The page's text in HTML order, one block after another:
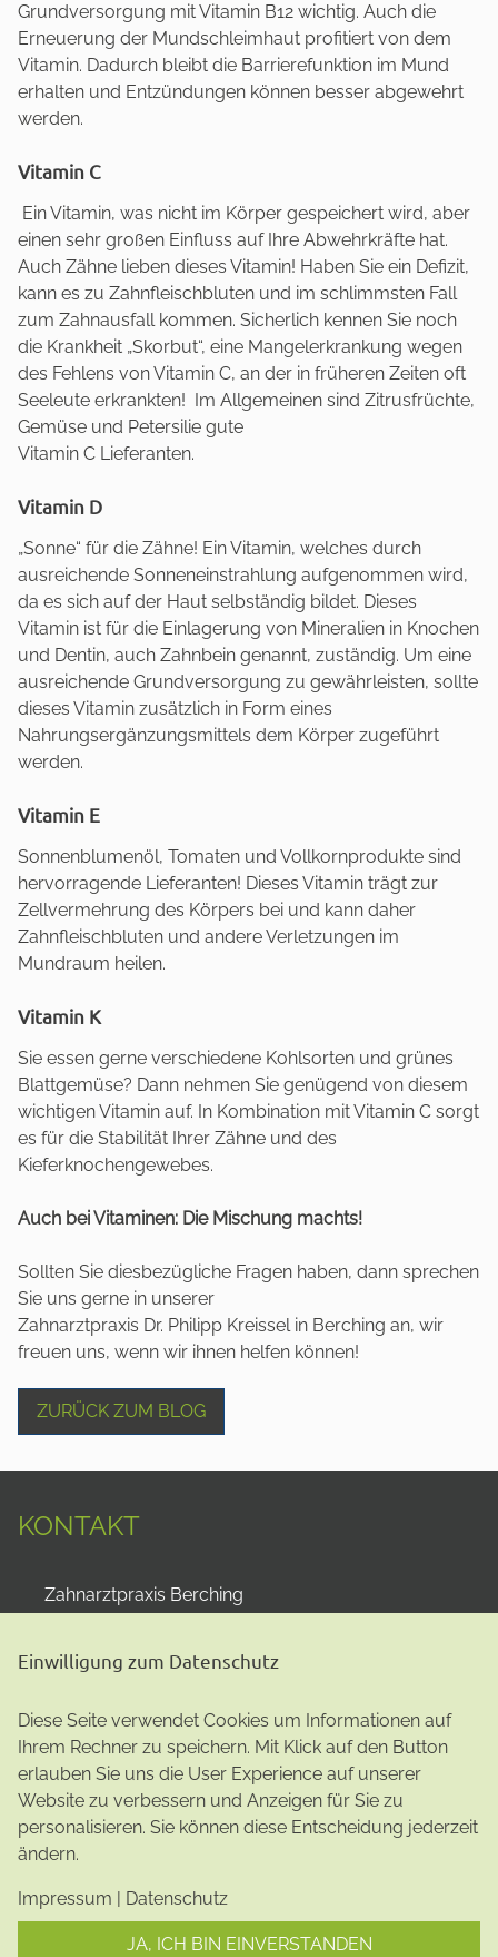
Grundversorgung mit Vitamin B12 wichtig. Auch die
Erneuerung der Mundschleimhaut profitiert von dem
Vitamin. Dadurch bleibt die Barrierefunktion im Mund
erhalten und Entzündungen können besser abgewehrt
werden.
Vitamin C
Ein Vitamin, was nicht im Körper gespeichert wird, aber
einen sehr großen Einfluss auf Ihre Abwehrkräfte hat.
Auch Zähne lieben dieses Vitamin! Haben Sie ein Defizit,
kann es zu Zahnfleischbluten und im schlimmsten Fall
zum Zahnausfall kommen. Sicherlich kennen Sie noch
die Krankheit „Skorbut“, eine Mangelerkrankung wegen
des Fehlens von Vitamin C, an der in früheren Zeiten oft
Seeleute erkrankten! Im Allgemeinen sind Zitrusfrüchte,
Gemüse und Petersilie gute
Vitamin C Lieferanten.
Vitamin D
„Sonne“ für die Zähne! Ein Vitamin, welches durch
ausreichende Sonneneinstrahlung aufgenommen wird,
da es sich auf der Haut selbständig bildet. Dieses
Vitamin ist für die Einlagerung von Mineralien in Knochen
und Dentin, auch Zahnbein genannt, zuständig. Um eine
ausreichende Grundversorgung zu gewährleisten, sollte
dieses Vitamin zusätzlich in Form eines
Nahrungsergänzungsmittels dem Körper zugeführt
werden.
Vitamin E
Sonnenblumenöl, Tomaten und Vollkornprodukte sind
hervorragende Lieferanten! Dieses Vitamin trägt zur
Zellvermehrung des Körpers bei und kann daher
Zahnfleischbluten und andere Verletzungen im
Mundraum heilen.
Vitamin K
Sie essen gerne verschiedene Kohlsorten und grünes
Blattgemüse? Dann nehmen Sie genügend von diesem
wichtigen Vitamin auf. In Kombination mit Vitamin C sorgt
es für die Stabilität Ihrer Zähne und des
Kieferknochengewebes.
Auch bei Vitaminen: Die Mischung machts!
Sollten Sie diesbezügliche Fragen haben, dann sprechen
Sie uns gerne in unserer
Zahnarztpraxis Dr. Philipp Kreissel in Berching an, wir
freuen uns, wenn wir ihnen helfen können!
ZURÜCK ZUM BLOG
KONTAKT
Zahnarztpraxis Berching
92334 Berching
info@zahnarzt-berching.de
Impressum |Datenschutz
Einwilligung zum Datenschutz
Diese Seite verwendet Cookies um Informationen auf
Ihrem Rechner zu speichern. Mit Klick auf den Button
erlauben Sie uns die User Experience auf unserer
Website zu verbessern und Anzeigen für Sie zu
personalisieren. Sie können diese Entscheidung jederzeit
ändern.
Impressum | Datenschutz
JA, ICH BIN EINVERSTANDEN